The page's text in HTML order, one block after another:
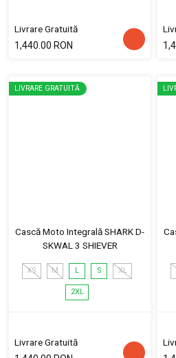
Livrare Gratuită
1,440.00 RON
LIVRARE GRATUITĂ
Cască Moto Integrală SHARK D-
SKWAL 3 SHIEVER
XS M L S XL
2XL
Livrare Gratuită